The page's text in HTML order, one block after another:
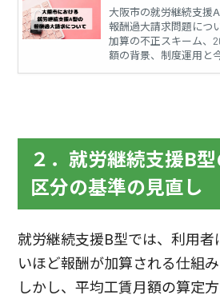
A型の報酬過
大阪市の就労継続支援
報酬過大請求問題につ
加算の不正スキーム、
額の背景、制度運用と
２．就労継続支援B
区分の基準の見直し
就労継続支援B型では、利用者
いほど報酬が加算される仕組み
しかし、平均工賃月額の算定